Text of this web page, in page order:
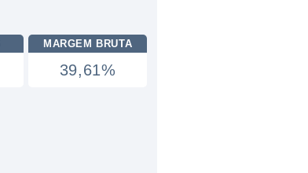
MARGEM BRUTA
39,61%